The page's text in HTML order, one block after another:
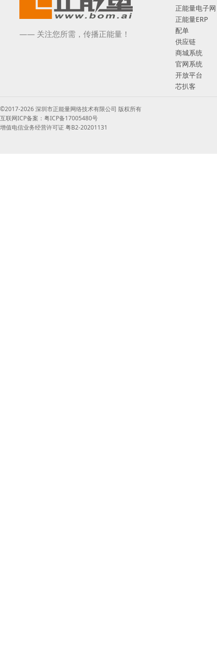
—— 关注您所需，传播正能量！
正能量电子网
正能量ERP
配单
供应链
商城系统
官网系统
开放平台
芯扒客
©2017-2026 深圳市正能量网络技术有限公司 版权所有
互联网ICP备案：粤ICP备17005480号
增值电信业务经营许可证 粤B2-20201131